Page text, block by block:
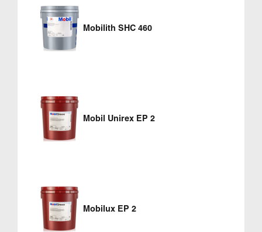
Mobilith SHC 460
Mobil Unirex EP 2
Mobilux EP 2